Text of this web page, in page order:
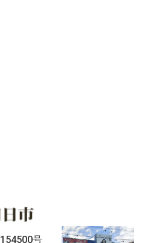
号